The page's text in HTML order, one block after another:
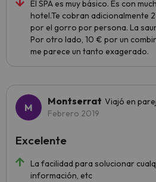
El SPA es muy básico. Es con
hotel.Te cobran adicionalmente
por el gorro por persona. La
Por otro lado, 10 € por un
me parece un tanto exagerado.
Montserrat Viajó en
Febrero 2019
La facilidad para solucionar
información, etc
Excelente